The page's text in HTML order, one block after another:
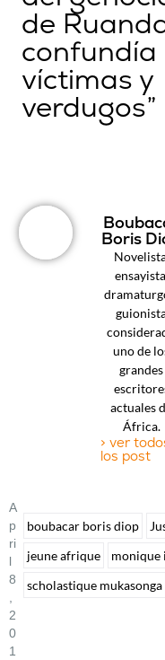
de
confundía
víctimas y
verdugos”
Boris
uno de
grandes
actuales
África.
> ver
los post
A
P
Ri
L
8
2
0
1
boubacar boris diop
jeune afrique
monique
scholastique mukasonga